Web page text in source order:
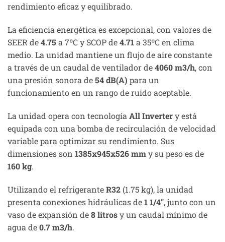
rendimiento eficaz y equilibrado.
La eficiencia energética es excepcional, con valores de
SEER de4.75 a 7ºC y SCOP de4.71a 35ºC en clima
medio. La unidad mantiene un flujo de aire constante
a través de un caudal de ventilador de4060 m3/h, con
una presión sonora de54 dB(A) para un
funcionamiento en un rango de ruido aceptable.
La unidad opera con tecnología All Invertery está
equipada con una bomba de recirculación de velocidad
variable para optimizar su rendimiento. Sus
dimensiones son 1385x945x526 mmy su peso es de
160 kg.
Utilizando el refrigeranteR32 (1.75 kg), la unidad
presenta conexiones hidráulicas de1 1/4″, junto con un
vaso de expansión de8 litrosy un caudal mínimo de
agua de0.7 m3/h.